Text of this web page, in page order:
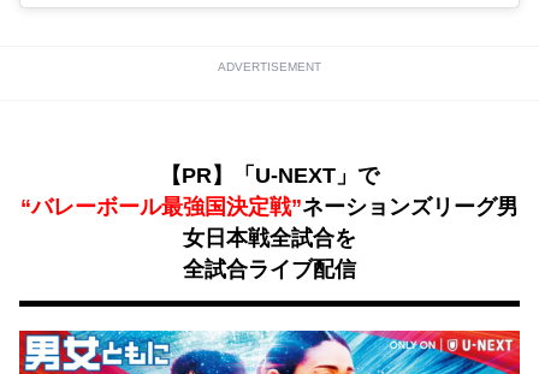
ADVERTISEMENT
【PR】「U-NEXT」で
“バレーボール最強国決定戦”ネーションズリーグ男
女日本戦全試合を
全試合ライブ配信